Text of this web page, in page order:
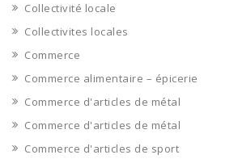
Collectivité locale
Collectivites locales
Commerce
Commerce alimentaire – épicerie
Commerce d'articles de métal
Commerce d'articles de métal
Commerce d'articles de sport